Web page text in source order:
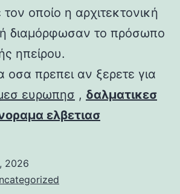
οποίο η αρχιτεκτονική
διαμόρφωσαν το πρόσωπο
ηπείρου.
οσα πρεπει αν ξερετε για
ευρωπησ , δαλματικεσ
ελβετιασ
2026